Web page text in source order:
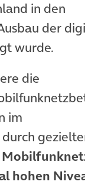
in den
der
wurde.
die
im
hohen